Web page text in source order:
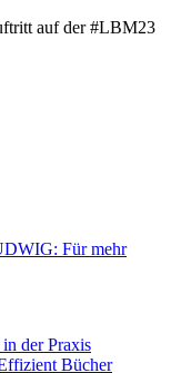
auf der #LBM23
Für mehr
der Praxis
Bücher